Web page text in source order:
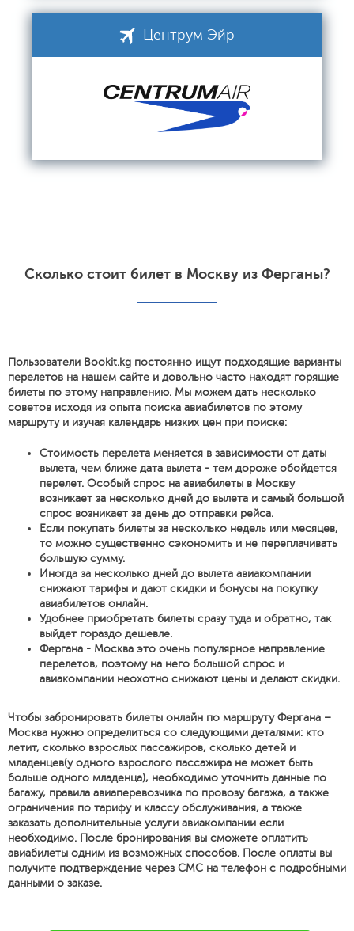
Центрум Эйр
Сколько стоит билет в Москву из Ферганы?
Пользователи Bookit.kg постоянно ищут подходящие варианты
перелетов на нашем сайте и довольно часто находят горящие
билеты по этому направлению. Мы можем дать несколько
советов исходя из опыта поиска авиабилетов по этому
маршруту и изучая календарь низких цен при поиске:
Стоимость перелета меняется в зависимости от даты
вылета, чем ближе дата вылета - тем дороже обойдется
перелет. Особый спрос на авиабилеты в Москву
возникает за несколько дней до вылета и самый большой
спрос возникает за день до отправки рейса.
Если покупать билеты за несколько недель или месяцев,
то можно существенно сэкономить и не переплачивать
большую сумму.
Иногда за несколько дней до вылета авиакомпании
снижают тарифы и дают скидки и бонусы на покупку
авиабилетов онлайн.
Удобнее приобретать билеты сразу туда и обратно, так
выйдет гораздо дешевле.
Фергана - Москва это очень популярное направление
перелетов, поэтому на него большой спрос и
авиакомпании неохотно снижают цены и делают скидки.
Чтобы забронировать билеты онлайн по маршруту Фергана –
Москва нужно определиться со следующими деталями: кто
летит, сколько взрослых пассажиров, сколько детей и
младенцев(у одного взрослого пассажира не может быть
больше одного младенца), необходимо уточнить данные по
багажу, правила авиаперевозчика по провозу багажа, а также
ограничения по тарифу и классу обслуживания, а также
заказать дополнительные услуги авиакомпании если
необходимо. После бронирования вы сможете оплатить
авиабилеты одним из возможных способов. После оплаты вы
получите подтверждение через СМС на телефон с подробными
данными о заказе.